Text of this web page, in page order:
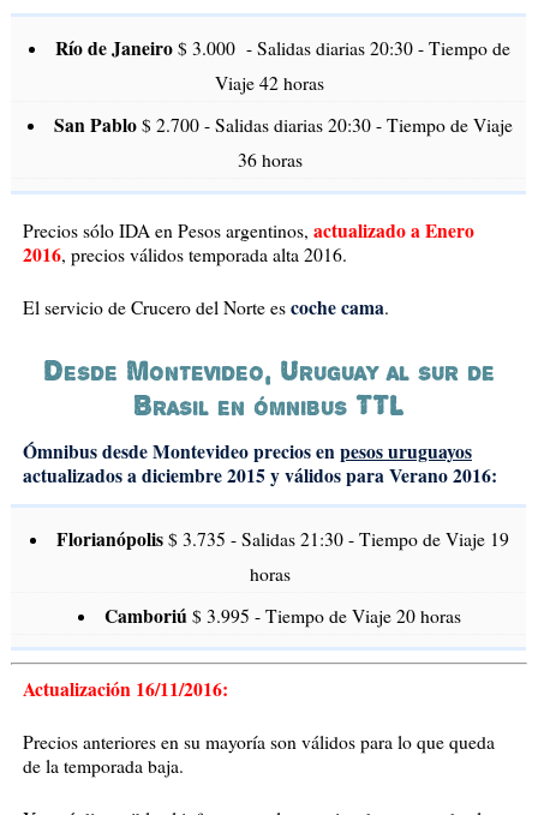
Río de Janeiro $ 3.000 - Salidas diarias 20:30 - Tiempo de
Viaje 42 horas
San Pablo$ 2.700 - Salidas diarias 20:30 - Tiempo de Viaje
36 horas
Precios sólo IDA en Pesos argentinos, actualizado a Enero
2016, precios válidos temporada alta 2016.
El servicio de Crucero del Norte es coche cama.
Desde Montevideo, Uruguay al sur de
Brasil en ómnibus TTL
Ómnibus desde Montevideo precios enpesos uruguayos
actualizados a diciembre 2015 y válidos para Verano 2016:
Florianópolis $ 3.735 - Salidas 21:30 - Tiempo de Viaje 19
horas
Camboriú $ 3.995 - Tiempo de Viaje 20 horas
Actualización 16/11/2016:
Precios anteriores en su mayoría son válidos para lo que queda
de la temporada baja.